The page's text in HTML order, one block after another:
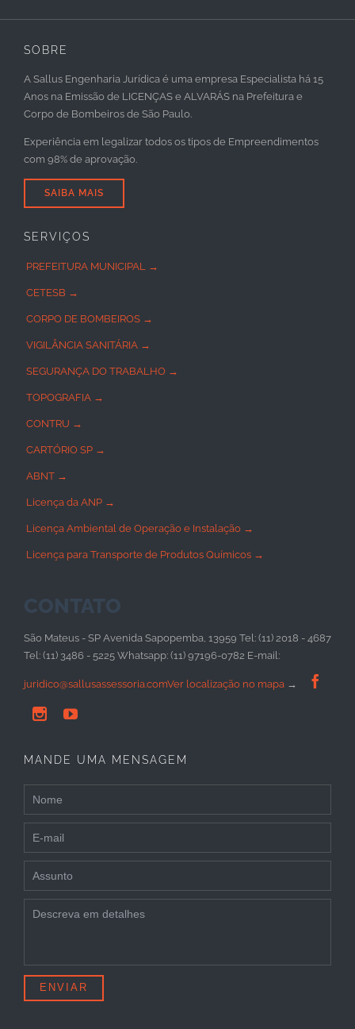
SOBRE
A Sallus Engenharia Jurídica é uma empresa Especialista há 15
Anos na Emissão de LICENÇAS e ALVARÁS na Prefeitura e
Corpo de Bombeiros de São Paulo.
Experiência em legalizar todos os tipos de Empreendimentos
com 98% de aprovação.
SAIBA MAIS
SERVIÇOS
PREFEITURA MUNICIPAL →
CETESB →
CORPO DE BOMBEIROS →
VIGILÂNCIA SANITÁRIA →
SEGURANÇA DO TRABALHO →
TOPOGRAFIA →
CONTRU →
CARTÓRIO SP →
ABNT →
Licença da ANP →
Licença Ambiental de Operação e Instalação →
Licença para Transporte de Produtos Químicos →
CONTATO
São Mateus - SP Avenida Sapopemba, 13959 Tel: (11) 2018 - 4687
Tel: (11) 3486 - 5225 Whatsapp: (11) 97196-0782 E-mail:
juridico@sallusassessoria.comVer localização no mapa → 
 
MANDE UMA MENSAGEM